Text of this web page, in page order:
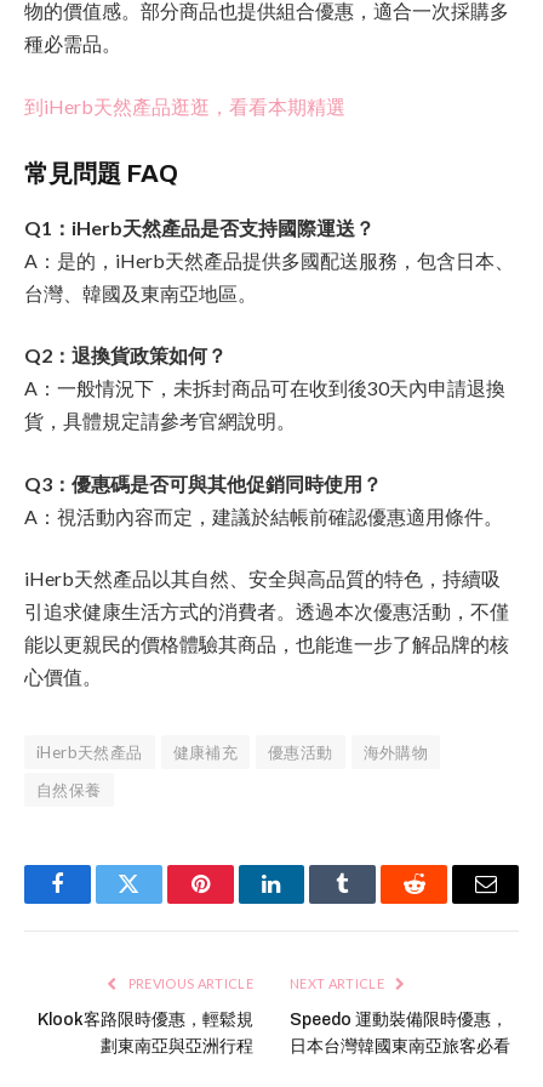
物的價值感。部分商品也提供組合優惠，適合一次採購多
種必需品。
到iHerb天然產品逛逛，看看本期精選
常見問題 FAQ
Q1：iHerb天然產品是否支持國際運送？
A：是的，iHerb天然產品提供多國配送服務，包含日本、
台灣、韓國及東南亞地區。
Q2：退換貨政策如何？
A：一般情況下，未拆封商品可在收到後30天內申請退換
貨，具體規定請參考官網說明。
Q3：優惠碼是否可與其他促銷同時使用？
A：視活動內容而定，建議於結帳前確認優惠適用條件。
iHerb天然產品以其自然、安全與高品質的特色，持續吸
引追求健康生活方式的消費者。透過本次優惠活動，不僅
能以更親民的價格體驗其商品，也能進一步了解品牌的核
心價值。
iHerb天然產品 健康補充 優惠活動
海外購物
自然保養
FacebookTwitter PinterestLinkedInTumblr Reddit Email
PREVIOUS ARTICLE
Klook客路限時優惠，輕鬆規
劃東南亞與亞洲行程
NEXT ARTICLE
Speedo 運動裝備限時優惠，
日本台灣韓國東南亞旅客必看